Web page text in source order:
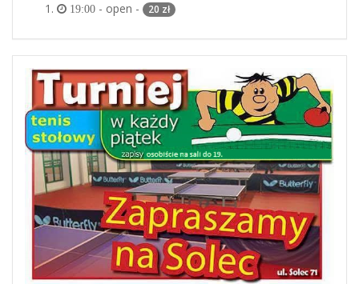
19:00 - open - 20 zł